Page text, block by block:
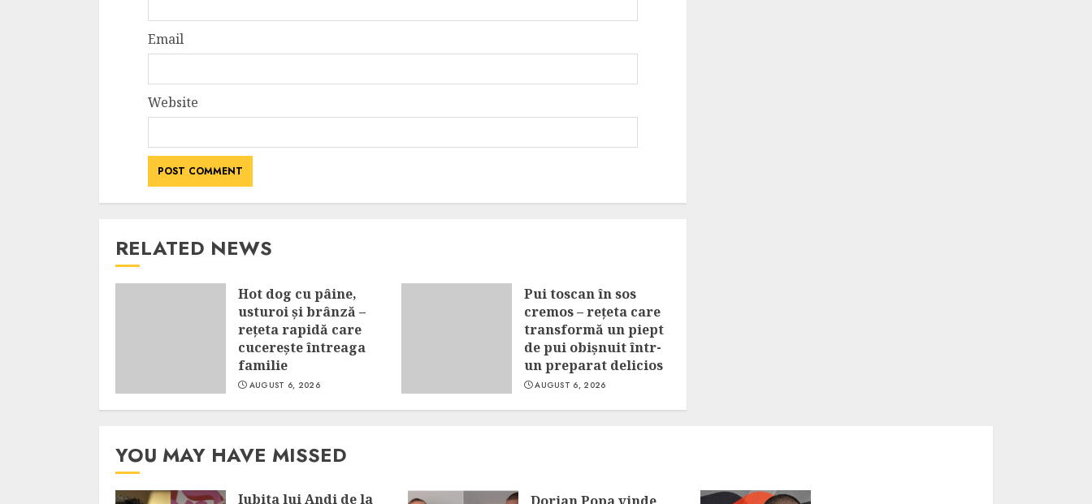
Email
Website
RELATED NEWS
Hot dog cu pâine,
usturoi și brânză –
rețeta rapidă care
cucerește întreaga
familie
AUGUST 6, 2026
Pui toscan în sos
cremos – rețeta care
transformă un piept
de pui obișnuit într-
un preparat delicios
AUGUST 6, 2026
YOU MAY HAVE MISSED
Iubita lui Andi de la